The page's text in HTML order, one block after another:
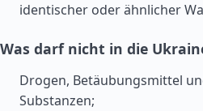
identischer oder ähnlicher
Was darf nicht in die
Drogen, Betäubungsmittel
Substanzen;